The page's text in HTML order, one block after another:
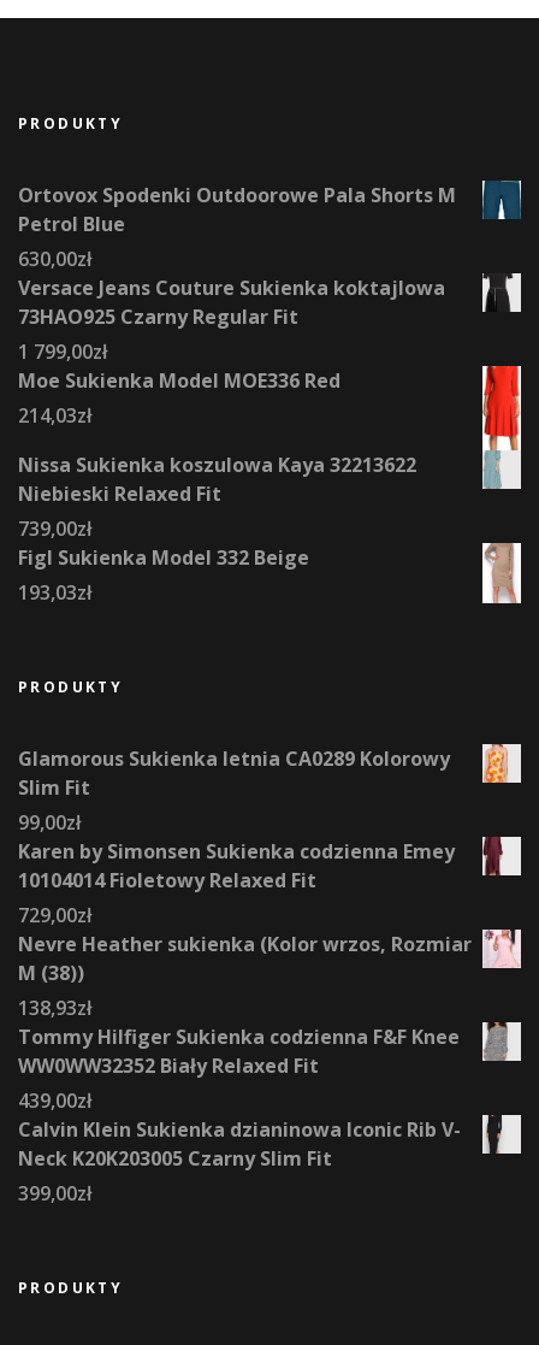
PRODUKTY
Ortovox Spodenki Outdoorowe Pala Shorts M
Petrol Blue
630,00zł
Versace Jeans Couture Sukienka koktajlowa
73HAO925 Czarny Regular Fit
1 799,00zł
Moe Sukienka Model MOE336 Red
214,03zł
Nissa Sukienka koszulowa Kaya 32213622
Niebieski Relaxed Fit
739,00zł
Figl Sukienka Model 332 Beige
193,03zł
PRODUKTY
Glamorous Sukienka letnia CA0289 Kolorowy
Slim Fit
99,00zł
Karen by Simonsen Sukienka codzienna Emey
10104014 Fioletowy Relaxed Fit
729,00zł
Nevre Heather sukienka (Kolor wrzos, Rozmiar
M (38))
138,93zł
Tommy Hilfiger Sukienka codzienna F&F Knee
WW0WW32352 Biały Relaxed Fit
439,00zł
Calvin Klein Sukienka dzianinowa Iconic Rib V-
Neck K20K203005 Czarny Slim Fit
399,00zł
PRODUKTY